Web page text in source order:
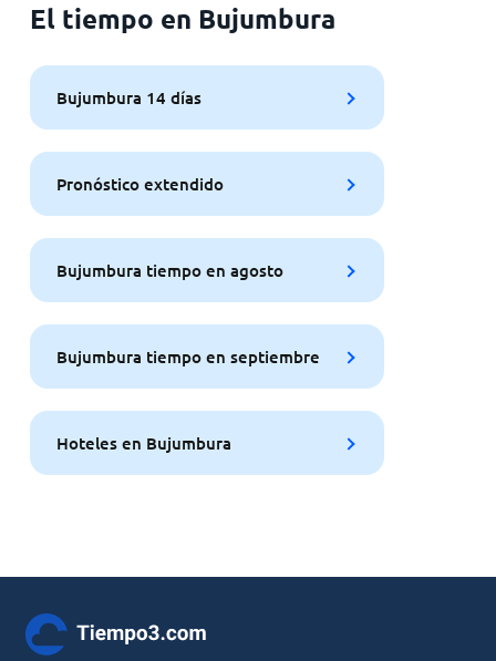
El tiempo en Bujumbura
Bujumbura 14 días
Pronóstico extendido
Bujumbura tiempo en agosto
Bujumbura tiempo en septiembre
Hoteles en Bujumbura